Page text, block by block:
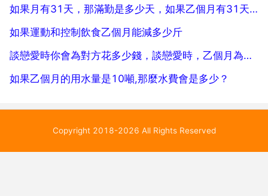
如果月有31天，那滿勤是多少天，如果乙個月有31天，那滿勤是多少天？
如果運動和控制飲食乙個月能減多少斤
談戀愛時你會為對方花多少錢，談戀愛時，乙個月為女友花多少錢最合適？
如果乙個月的用水量是10噸,那麼水費會是多少？
Copyright 2018-2026 All Rights Reserved